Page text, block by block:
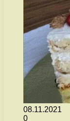
08.11.2021
0